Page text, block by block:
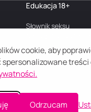
cookie, aby
Odrzucam
Edukacja 18+
Słownik seksu
Blog